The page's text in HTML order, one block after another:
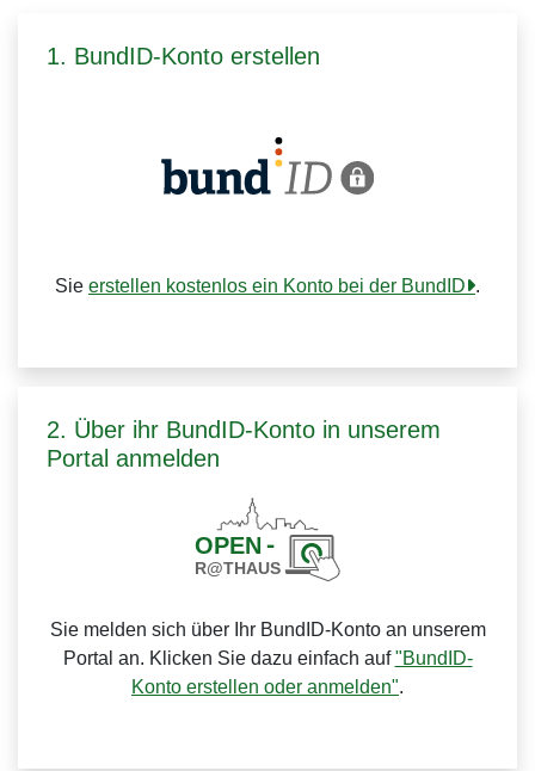
1. BundID-Konto erstellen
Sie erstellen kostenlos ein Konto bei der BundID .
2. Über ihr BundID-Konto in unserem
Portal anmelden
Sie melden sich über Ihr BundID-Konto an unserem
Portal an. Klicken Sie dazu einfach auf"BundID-
Konto erstellen oder anmelden".